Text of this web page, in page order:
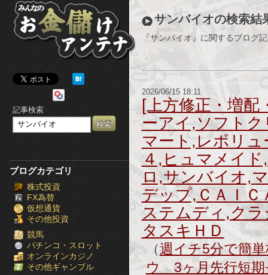
み
ん
な
の
お
金
儲
け
ア
ン
テ
ナ
記事検索
ブログカテゴリ
株式投資
FX為替
仮想通貨
その他投資
競馬
パチンコ・スロット
オンラインカジノ
その他ギャンブル
サンバイオの検索結
『サンバイオ』に関するブログ
2026/06/15 18:11
[上方修正・増
ーアイ,ソフト
マート,レボリ
４,ヒュマメイ
ロ,サンバイオ,
デップ,ＣＡＩＣ
ステムディ,ク
タスキＨＤ
（週イチ5分で簡
ウ 3ヶ月先行短期